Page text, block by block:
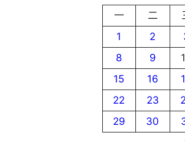
一
二
1
2
8
9
15
16
22
23
29
30